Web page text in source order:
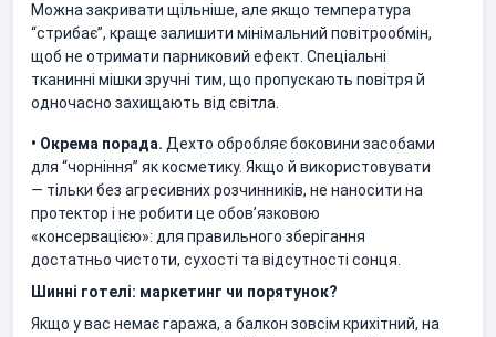
Можна закривати щільніше, але якщо температура
“стрибає”, краще залишити мінімальний повітрообмін,
щоб не отримати парниковий ефект. Спеціальні
тканинні мішки зручні тим, що пропускають повітря й
одночасно захищають від світла.
• Окрема порада. Дехто обробляє боковини засобами
для “чорніння” як косметику. Якщо й використовувати
— тільки без агресивних розчинників, не наносити на
протектор і не робити це обов’язковою
«консервацією»: для правильного зберігання
достатньо чистоти, сухості та відсутності сонця.
Шинні готелі: маркетинг чи порятунок?
Якщо у вас немає гаража, а балкон зовсім крихітний, на